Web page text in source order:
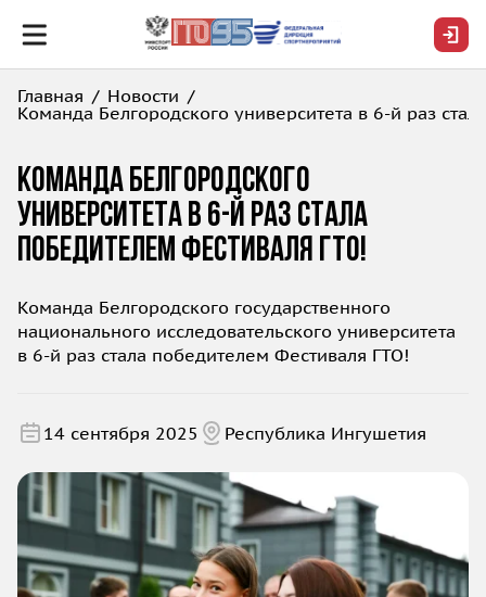
Главная
Новости
Команда Белгородского университета в 6-й раз
Команда Белгородского
университета в 6-й раз стала
победителем Фестиваля ГТО!
Команда Белгородского государственного
национального исследовательского университета
в 6-й раз стала победителем Фестиваля ГТО!
14 сентября 2025 Республика Ингушетия